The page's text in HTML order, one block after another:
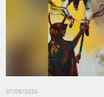
07/08/2026